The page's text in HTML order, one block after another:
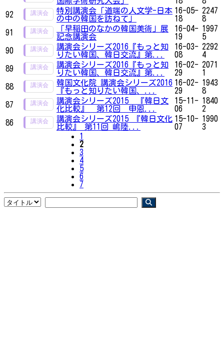
92
特別講演会「道端の人文学-日本
の中の韓国を訪ねて」
16-05-
18
2247
8
91
「早稲田のなかの韓国美術」展
記念講演会
16-04-
19
1997
5
90
講演会シリーズ2016『もっと知
りたい韓国、韓日交流』第...
16-03-
08
2292
4
89
講演会シリーズ2016『もっと知
りたい韓国、韓日交流』第...
16-02-
29
2071
1
88
韓国文化院 講演会シリーズ2016
『もっと知りたい韓国、...
16-02-
29
1943
8
87
講演会シリーズ2015 『韓日文
化比較』 第12回 申恩...
15-11-
06
1840
2
86
講演会シリーズ2015 『韓日文化
比較』 第11回 嶋陸...
15-10-
07
1990
3
1
2
3
4
5
6
7